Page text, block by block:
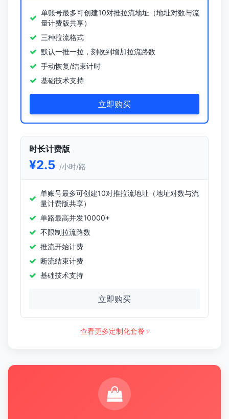
单账号最多可创建10对推拉流地址（地址对数与流
量计费版共享）
三种拉流格式
默认一推一拉，刻收到增加拉流路数
手动恢复/结束计时
基础技术支持
立即购买
时长计费版
¥2.5 /小时/路
单账号最多可创建10对推拉流地址（地址对数与流
量计费版共享）
单路最高并发10000+
不限制拉流路数
推流开始计费
断流结束计费
基础技术支持
立即购买
查看更多定制化套餐